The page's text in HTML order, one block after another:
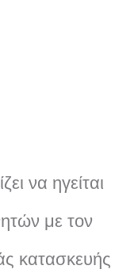
να ηγείται
με τον
κατασκευής